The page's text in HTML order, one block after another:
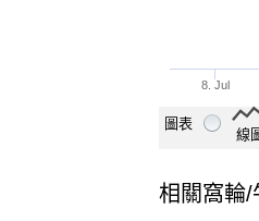
圖表
線
相關窩輪/